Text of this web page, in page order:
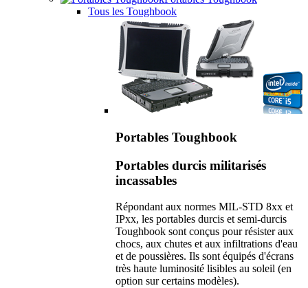
Tous les Toughbook
Portables Toughbook
Portables durcis militarisés
incassables
Répondant aux normes MIL-STD 8xx et
IPxx, les portables durcis et semi-durcis
Toughbook sont conçus pour résister aux
chocs, aux chutes et aux infiltrations d'eau
et de poussières. Ils sont équipés d'écrans
très haute luminosité lisibles au soleil (en
option sur certains modèles).